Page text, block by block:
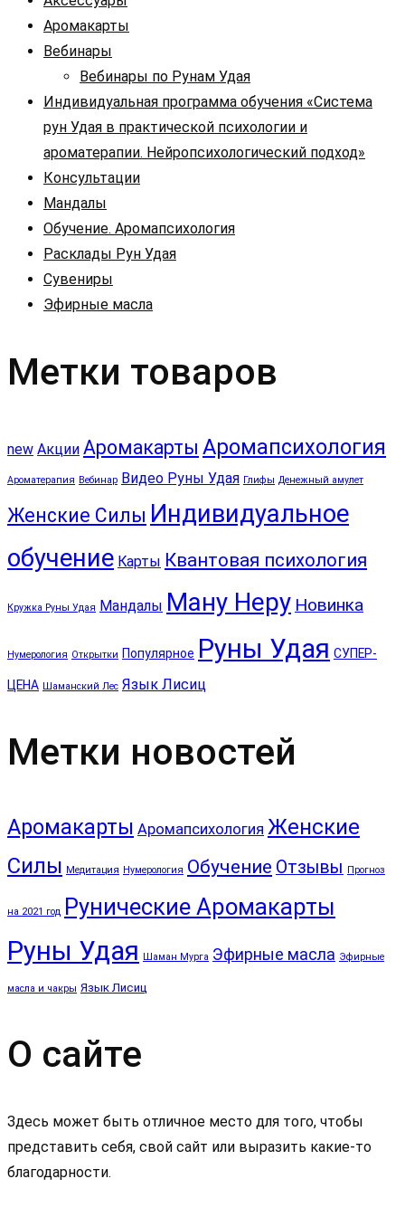
Аромакарты
Вебинары
Вебинары по Рунам Удая
Индивидуальная программа обучения «Система
рун Удая в практической психологии и
ароматерапии. Нейропсихологический подход»
Консультации
Мандалы
Обучение. Аромапсихология
Расклады Рун Удая
Сувениры
Эфирные масла
Метки товаров
new Акции Аромакарты Аромапсихология
Ароматерапия Вебинар Видео Руны Удая Глифы Денежный амулет
Женские Силы Индивидуальное
обучение Карты Квантовая психология
Кружка Руны Удая Мандалы Ману Неру Новинка
Нумерология Открытки Популярное Руны Удая СУПЕР-
ЦЕНА Шаманский Лес Язык Лисиц
Метки новостей
Аромакарты Аромапсихология Женские
Силы Медитация Нумерология Обучение Отзывы Прогноз
на 2021 год Рунические Аромакарты
Руны Удая Шаман Мурга Эфирные масла Эфирные
масла и чакры Язык Лисиц
О сайте
Здесь может быть отличное место для того, чтобы
представить себя, свой сайт или выразить какие-то
благодарности.